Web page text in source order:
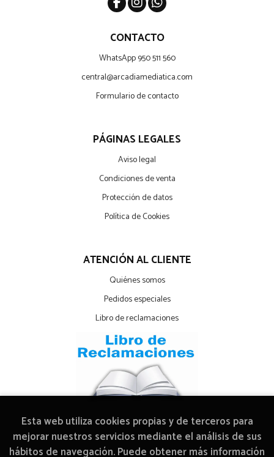
CONTACTO
WhatsApp 950 511 560
central@arcadiamediatica.com
Formulario de contacto
PÁGINAS LEGALES
Aviso legal
Condiciones de venta
Protección de datos
Política de Cookies
ATENCIÓN AL CLIENTE
Quiénes somos
Pedidos especiales
Libro de reclamaciones
Esta web utiliza cookies propias y de terceros para
mejorar nuestros servicios mediante el análisis de sus
hábitos de navegación. Puede obtener más información